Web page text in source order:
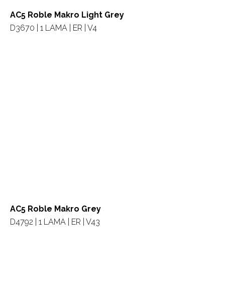
AC5 Roble Makro Light Grey
D3670 | 1 LAMA | ER | V4
AC5 Roble Makro Grey
D4792 | 1 LAMA | ER | V43